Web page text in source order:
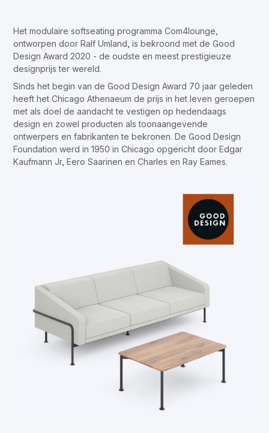
Het modulaire softseating programma Com4lounge,
ontworpen door Ralf Umland, is bekroond met de Good
Design Award 2020 - de oudste en meest prestigieuze
designprijs ter wereld.
Sinds het begin van de Good Design Award 70 jaar geleden
heeft het Chicago Athenaeum de prijs in het leven geroepen
met als doel de aandacht te vestigen op hedendaags
design en zowel producten als toonaangevende
ontwerpers en fabrikanten te bekronen. De Good Design
Foundation werd in 1950 in Chicago opgericht door Edgar
Kaufmann Jr, Eero Saarinen en Charles en Ray Eames.